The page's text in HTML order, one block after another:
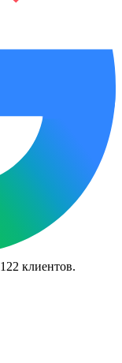
122 клиентов.